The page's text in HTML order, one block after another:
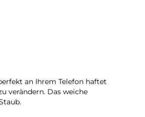
an Ihrem Telefon haftet
verändern. Das weiche